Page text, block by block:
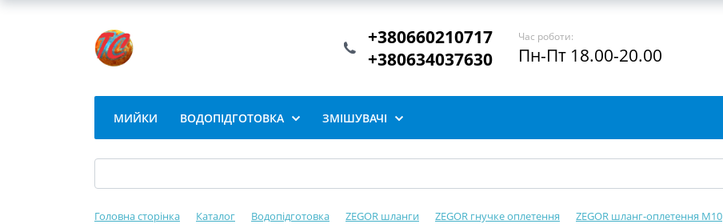
+380660210717
+380634037630
Час роботи:
Пн-Пт 18.00-20.00
МИЙКИ ВОДОПІДГОТОВКА ЗМІШУВАЧІ
Головна сторінка Каталог Водопідготовка ZEGOR шланги ZEGOR гнучке оплетення
ZEGOR шланг-оплетення М10